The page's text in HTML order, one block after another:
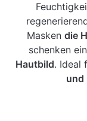
Masken die
schenken ein
Hautbild. Ideal
und